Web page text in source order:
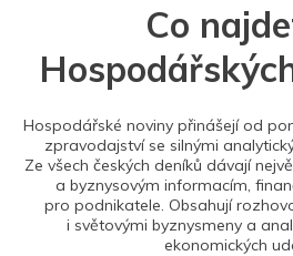
Co
Hospodářské noviny přinášejí od
zpravodajství se silnými
Ze všech českých deníků dávají
a byznysovým informacím,
pro podnikatele. Obsahují
i světovými byznysmeny a
ekonomických